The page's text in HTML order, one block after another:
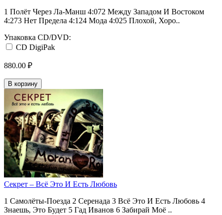
1 Полёт Через Ла-Манш 4:072 Между Западом И Востоком
4:273 Нет Предела 4:124 Мода 4:025 Плохой, Хоро..
Упаковка CD/DVD:
CD DigiPak
880.00 ₽
В корзину
Секрет ‎– Всё Это И Есть Любовь
1 Самолёты-Поезда 2 Серенада 3 Всё Это И Есть Любовь 4
Знаешь, Это Будет 5 Гад Иванов 6 Забирай Моё ..